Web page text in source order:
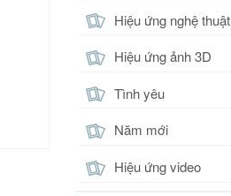
Hiệu ứng nghệ thuật
Hiệu ứng ảnh 3D
Tình yêu
Năm mới
Hiệu ứng video